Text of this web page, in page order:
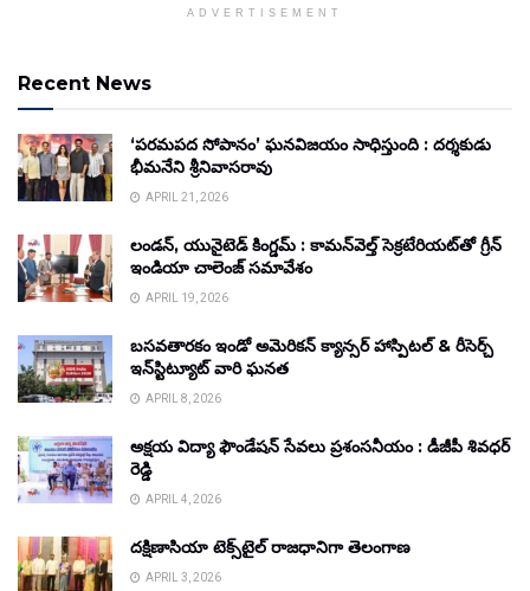
ADVERTISEMENT
Recent News
‘పరమపద సోపానం’ ఘనవిజయం సాధిస్తుంది : దర్శకుడు
భీమనేని శ్రీనివాసరావు
APRIL 21, 2026
లండన్, యునైటెడ్ కింగ్డమ్ : కామన్‌వెల్త్ సెక్రటేరియట్‌తో గ్రీన్
ఇండియా చాలెంజ్ సమావేశం
APRIL 19, 2026
బసవతారకం ఇండో అమెరికన్ క్యాన్సర్ హాస్పిటల్ & రీసెర్చ్
ఇన్‌స్టిట్యూట్ వారి ఘనత
APRIL 8, 2026
అక్షయ విద్యా ఫౌండేషన్ సేవలు ప్రశంసనీయం : డీజీపీ శివధర్
రెడ్డి
APRIL 4, 2026
దక్షిణాసియా టెక్స్‌టైల్ రాజధానిగా తెలంగాణ
APRIL 3, 2026